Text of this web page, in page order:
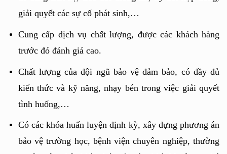
giải quyết các sự cố phát sinh,…
Cung cấp dịch vụ chất lượng, được các khách hàng
trước đó đánh giá cao.
Chất lượng của đội ngũ bảo vệ đảm bảo, có đầy đủ
kiến thức và kỹ năng, nhạy bén trong việc giải quyết
tình huống,…
Có các khóa huấn luyện định kỳ, xây dựng phương án
bảo vệ trường học, bệnh viện chuyên nghiệp, thường